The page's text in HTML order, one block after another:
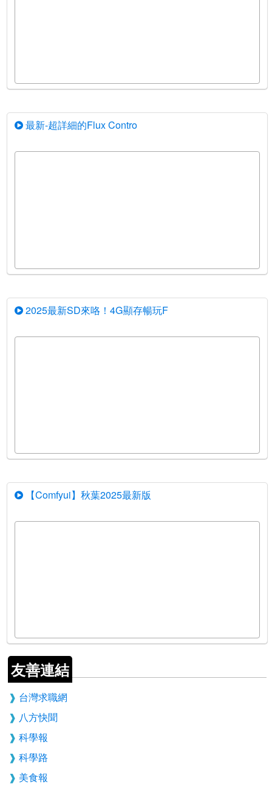
最新-超詳細的Flux Contro
2025最新SD來咯！4G顯存暢玩F
【Comfyui】秋葉2025最新版
友善連結
台灣求職網
八方快聞
科學報
科學路
美食報